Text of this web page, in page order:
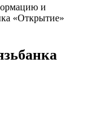
и
«Открытие»